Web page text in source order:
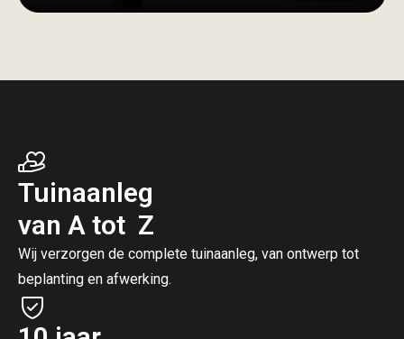
Tuinaanleg
van A tot Z
Wij verzorgen de complete tuinaanleg, van ontwerp tot
beplanting en afwerking.